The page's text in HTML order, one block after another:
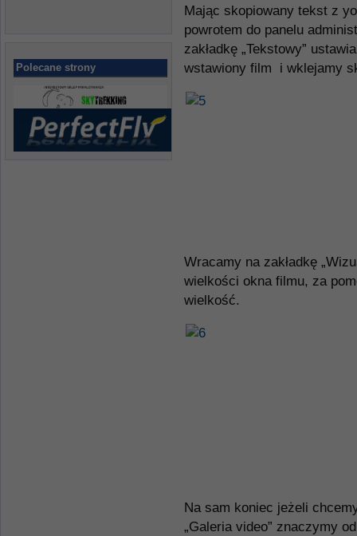
Polecane strony
Mając skopiowany tekst z
powrotem do panelu
zakładkę „Tekstowy”
wstawiony film i wklejamy
Wracamy na zakładkę
wielkości okna filmu, za
wielkość.
Na sam koniec jeżeli
„Galeria video” znaczymy